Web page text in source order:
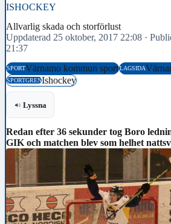
ISHOCKEY
Allvarlig skada och storförlust
Uppdaterad 25 oktober, 2017 22:08 ·
21:37
SPORTVärnamo kommun sportLAGSIDA
SPORTGRENIshockey
Lyssna
Redan efter 36 sekunder tog Boro
GIK och matchen blev som helhet